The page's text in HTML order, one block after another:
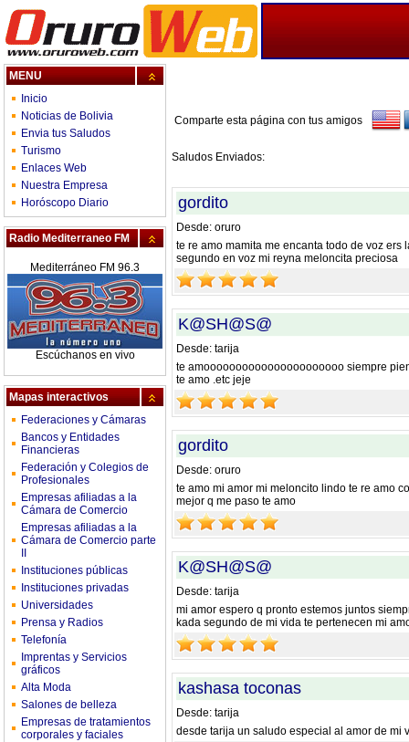
MENU
Inicio
Noticias de Bolivia
Envia tus Saludos
Turismo
Enlaces Web
Nuestra Empresa
Horóscopo Diario
Radio Mediterraneo FM
Mediterráneo FM 96.3
Escúchanos en vivo
Mapas interactivos
Federaciones y Cámaras
Bancos y Entidades
Financieras
Federación y Colegios de
Profesionales
Empresas afiliadas a la
Cámara de Comercio
Empresas afiliadas a la
Cámara de Comercio parte
Instituciones públicas
Instituciones privadas
Universidades
Prensa y Radios
Telefonía
Imprentas y Servicios
gráficos
Alta Moda
Salones de belleza
Empresas de tratamientos
corporales y faciales
Comparte esta página con tus amigos
Saludos Enviados:
gordito
Desde: oruro
te re amo mamita me encanta todo de voz
segundo en voz mi reyna meloncita preciosa
K@SH@S@
Desde: tarija
te amoooooooooooooooooooooo siempre
te amo .etc jeje
gordito
Desde: oruro
te amo mi amor mi meloncito lindo te re amo
mejor q me paso te amo
K@SH@S@
Desde: tarija
mi amor espero q pronto estemos juntos
kada segundo de mi vida te pertenecen mi
kashasa toconas
Desde: tarija
desde tarija un saludo especial al amor de mi